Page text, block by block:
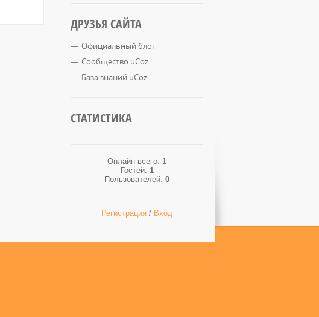
ДРУЗЬЯ САЙТА
Официальный блог
Сообщество uCoz
База знаний uCoz
СТАТИСТИКА
Онлайн всего: 1
Гостей: 1
Пользователей: 0
Регистрация / Вход